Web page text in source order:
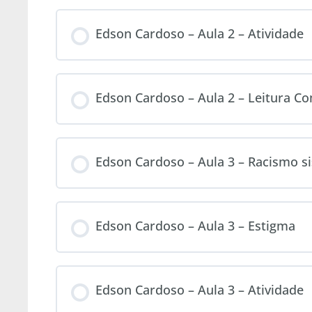
Edson Cardoso – Aula 2 – Atividade
Edson Cardoso – Aula 2 – Leitura
Edson Cardoso – Aula 3 – Racismo
Edson Cardoso – Aula 3 – Estigma
Edson Cardoso – Aula 3 – Atividade